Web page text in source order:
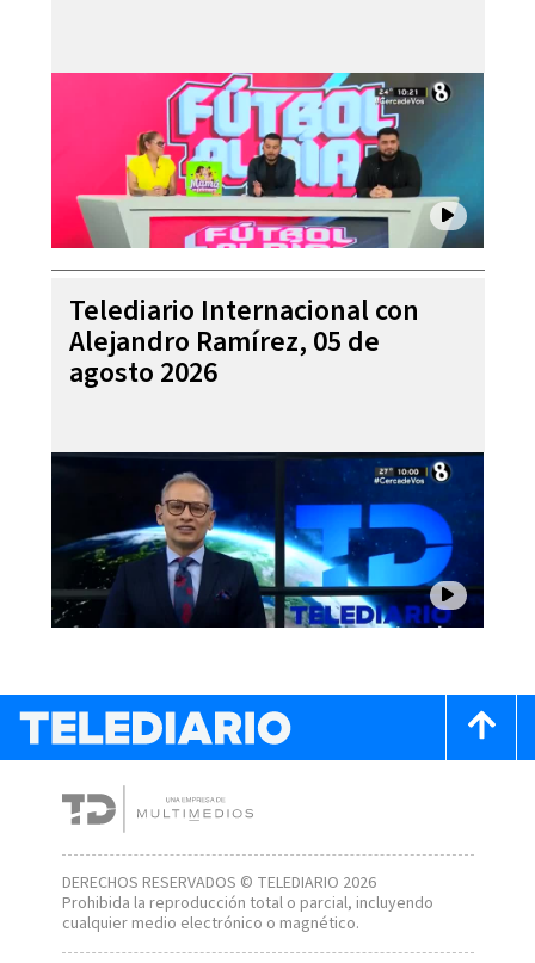
Telediario Internacional con
Alejandro Ramírez, 05 de
agosto 2026
DERECHOS RESERVADOS © TELEDIARIO 2026
Prohibida la reproducción total o parcial, incluyendo
cualquier medio electrónico o magnético.